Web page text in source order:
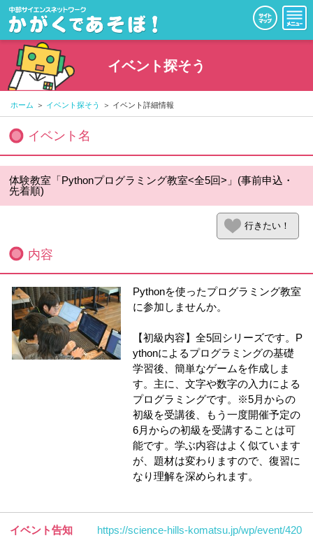
イベント探そう
ホーム イベント探そう イベント詳細情報
イベント名
体験教室「Pythonプログラミング教室<全5回>」(事前申込・
先着順)
行きたい！
内容
Pythonを使ったプログラミング教室
に参加しませんか。
【初級内容】全5回シリーズです。P
ythonによるプログラミングの基礎
学習後、簡単なゲームを作成しま
す。主に、文字や数字の入力による
プログラミングです。※5月からの
初級を受講後、もう一度開催予定の
6月からの初級を受講することは可
能です。学ぶ内容はよく似ています
が、題材は変わりますので、復習に
なり理解を深められます。
イベント告知
https://science-hills-komatsu.jp/wp/event/420